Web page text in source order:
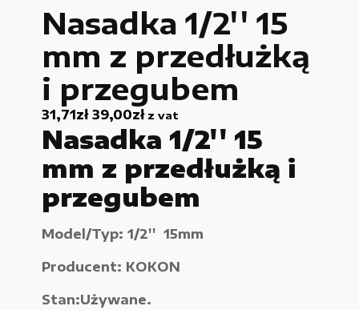
Części zamienne do urządzeń i narzędzi
Kable i przewody
Maszyny i urządzenia produkcujne
Materiały budowlane
Nowe części zamienne
Pompy i przekładnie
Urządzenia elektryczne
Urządzenia pneumatyczne i hydrauliczne
Używane narzędzia warsztatowe
Pozostałe
Nasadka 1/2'' 15
mm z przedłużką
i przegubem
31,71zł 39,00złz vat
Nasadka 1/2'' 15
mm z przedłużką i
przegubem
Model/Typ: 1/2'' 15mm
Producent: KOKON
Stan:Używane.